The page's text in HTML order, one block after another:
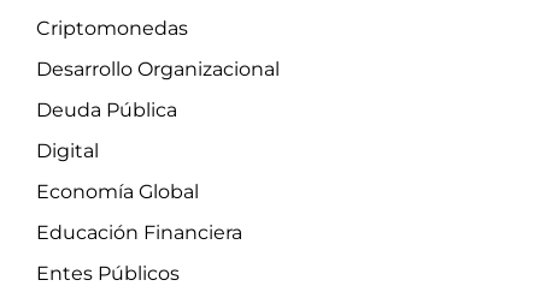
Criptomonedas
Desarrollo Organizacional
Deuda Pública
Digital
Economía Global
Educación Financiera
Entes Públicos